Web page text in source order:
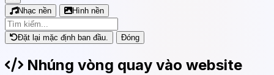
Nhạc nền Hình nền
Đặt lại mặc định ban đầu. Đóng
Nhúng vòng quay vào website